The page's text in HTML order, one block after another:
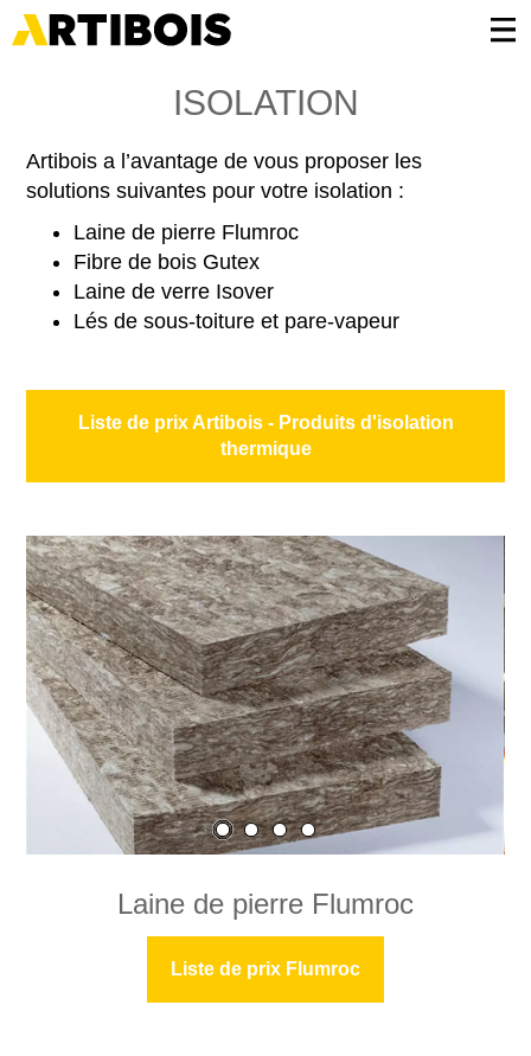
ISOLATION
Artibois a l’avantage de vous proposer les
solutions suivantes pour votre isolation :
Laine de pierre Flumroc
Fibre de bois Gutex
Laine de verre Isover
Lés de sous-toiture et pare-vapeur
Liste de prix Artibois - Produits d'isolation
thermique
Laine de pierre Flumroc
Liste de prix Flumroc
Panneau de gestion des cookies